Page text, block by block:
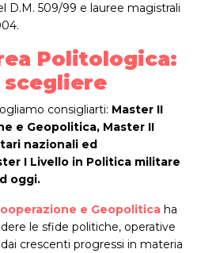
D.M. 509/99 e lauree magistrali
Politologica:
scegliere
consigliarti: Master II
e Geopolitica, Master II
nazionali ed
I Livello in Politica militare
oggi.
e Geopolitica ha
le sfide politiche, operative
crescenti progressi in materia